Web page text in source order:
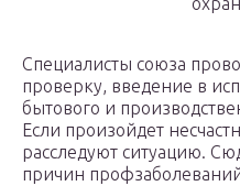
Специалисты союза
проверку, введение в
бытового и
Если произойдет
расследуют ситуацию.
причин